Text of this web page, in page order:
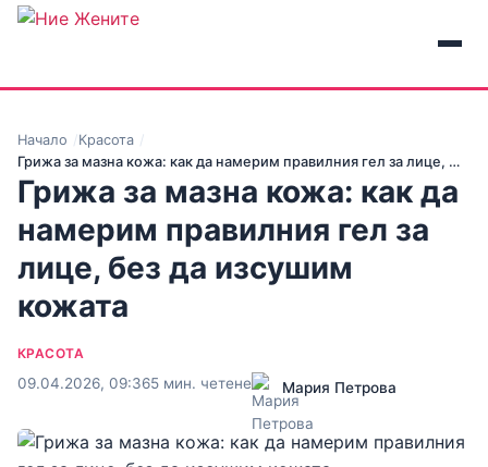
Начало
Красота
Грижа за мазна кожа: как да намерим правилния гел за лице, …
Грижа за мазна кожа: как да
намерим правилния гел за
лице, без да изсушим
кожата
КРАСОТА
09.04.2026, 09:365 мин. четене Мария Петрова